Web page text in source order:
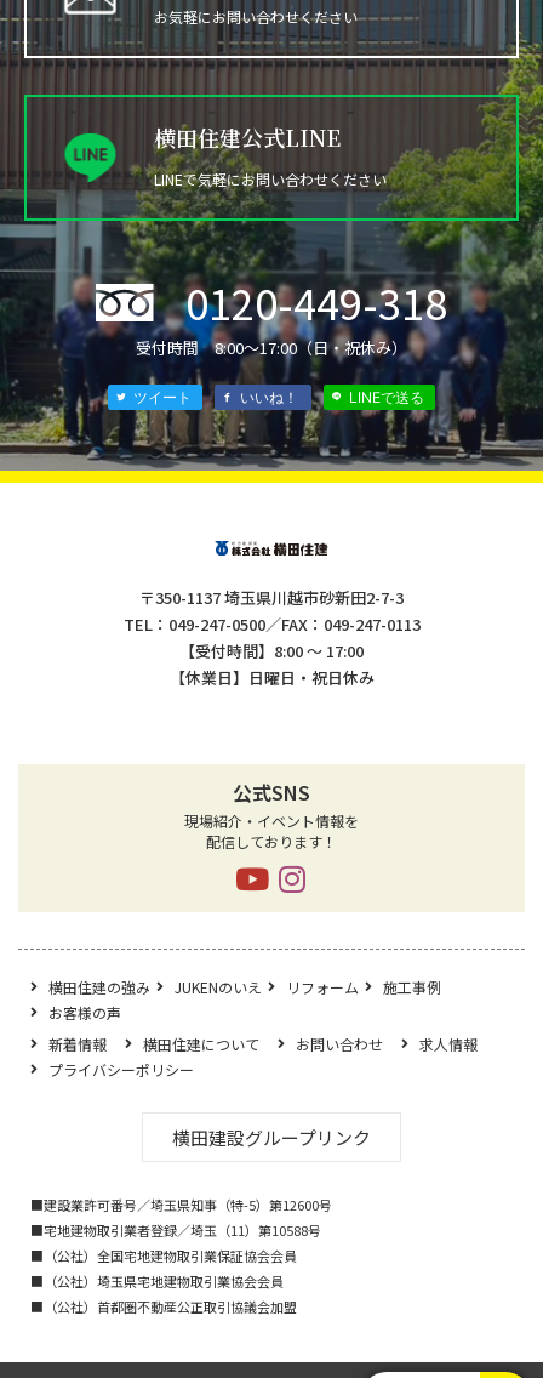
お気軽にお問い合わせください
横田住建公式LINE
LINEで気軽にお問い合わせください
0120-449-318
受付時間 8:00〜17:00（日・祝休み）
ツイート いいね！ LINEで送る
〒350-1137 埼玉県川越市砂新田2-7-3
TEL：049-247-0500／FAX：049-247-0113
【受付時間】8:00 ～ 17:00
【休業日】日曜日・祝日休み
公式SNS
現場紹介・イベント情報を
配信しております！
横田住建の強み JUKENのいえ リフォーム
施工事例
お客様の声
新着情報
横田住建について お問い合わせ
求人情報
プライバシーポリシー
横田建設グループリンク
■建設業許可番号／埼玉県知事（特-5）第12600号
■宅地建物取引業者登録／埼玉（11）第10588号
■（公社）全国宅地建物取引業保証協会会員
■（公社）埼玉県宅地建物取引業協会会員
■（公社）首都圏不動産公正取引協議会加盟